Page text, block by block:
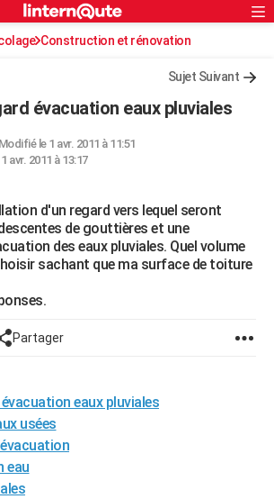
ville
Rechercher
S'inscrire
Connexion
Construction et rénovation
Sujet Suivant
évacuation eaux pluviales
Modifié le 1 avr. 2011 à 11:51
1 avr. 2011 à 13:17
d'un regard vers lequel seront
de gouttières et une
des eaux pluviales. Quel volume
sachant que ma surface de toiture
Partager
eaux pluviales
usées
eau